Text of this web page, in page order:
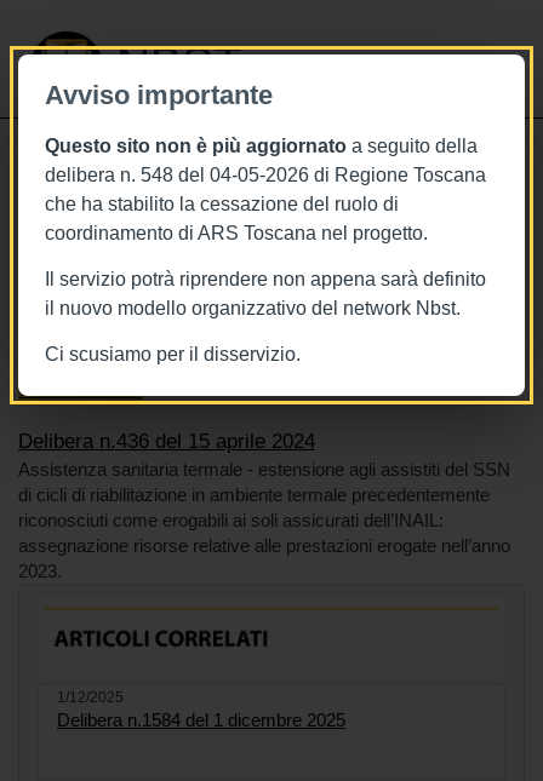
Avviso importante
Questo sito non è più aggiornato a seguito della
delibera n. 548 del 04-05-2026 di Regione Toscana
che ha stabilito la cessazione del ruolo di
coordinamento di ARS Toscana nel progetto.
Il servizio potrà riprendere non appena sarà definito
il nuovo modello organizzativo del network Nbst.
Ci scusiamo per il disservizio.
NBST
15/4/2024
Delibera n.436 del 15 aprile 2024
Tags Toscana
BURT Bollettino della regione toscana
Sistema sanitario
Delibera n.436 del 15 aprile 2024
Assistenza sanitaria termale - estensione agli assistiti del SSN
di cicli di riabilitazione in ambiente termale precedentemente
riconosciuti come erogabili ai soli assicurati dell’INAIL:
assegnazione risorse relative alle prestazioni erogate nell’anno
2023.
1/12/2025
Delibera n.1584 del 1 dicembre 2025